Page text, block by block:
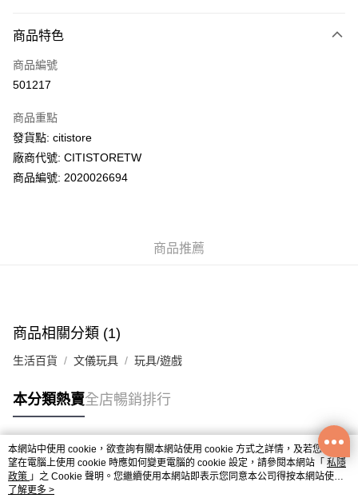
信用卡
AlipayHK
WeChat Pay
送貨方式
每筆HK$50.00，滿HK$200.00或以上免運費
UNY 門市自取
商品特色
商品編號
501217
商品重點
發貨點: citistore
廠商代號: CITISTORETW
商品編號: 2020026694
商品推薦
商品相關分類 (1)
生活百貨 文儀玩具 玩具/遊戲
本分類熱賣全店暢銷排行
熱門標籤
熱銷排行
本網站中使用 cookie，欲查詢有關本網站使用 cookie 方式之詳情，及若您不希
望在電腦上使用 cookie 時應如何變更電腦的 cookie 設定，請參閱本網站「 私隱
政策 」之 Cookie 聲明。您繼續使用本網站即表示您同意本公司得按本網站使用
條款之 Cookie 聲明使用 cookie。
了解更多 >